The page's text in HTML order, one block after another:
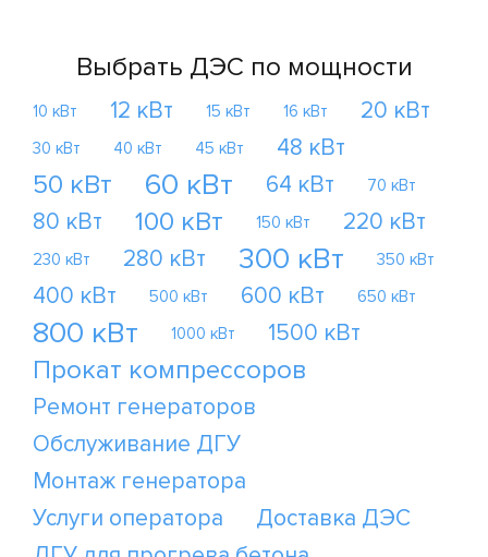
Выбрать ДЭС по мощности
10 кВт 12 кВт 15 кВт 16 кВт 20 кВт
30 кВт 40 кВт 45 кВт 48 кВт
50 кВт 60 кВт 64 кВт 70 кВт
80 кВт 100 кВт 150 кВт 220 кВт
230 кВт 280 кВт 300 кВт 350 кВт
400 кВт 500 кВт 600 кВт 650 кВт
800 кВт 1000 кВт 1500 кВт
Прокат компрессоров
Ремонт генераторов
Обслуживание ДГУ
Монтаж генератора
Услуги оператора
Доставка ДЭС